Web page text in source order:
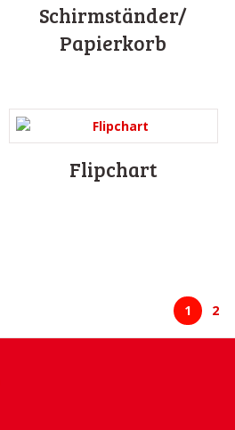
Schirmständer/
Papierkorb
Flipchart
1 2